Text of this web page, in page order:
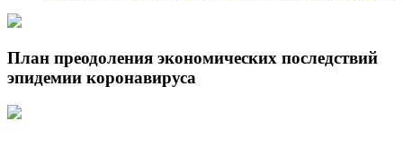
План преодоления экономических последствий
эпидемии коронавируса